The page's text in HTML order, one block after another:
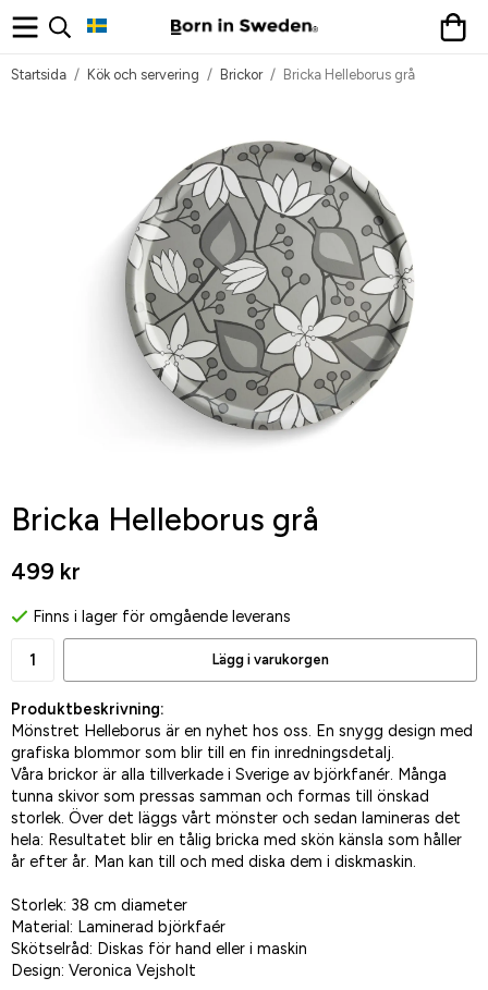
Startsida / Kök och servering / Brickor / Bricka Helleborus grå
Bricka Helleborus grå
499 kr
Finns i lager för omgående leverans
Lägg i varukorgen
Produktbeskrivning:
Mönstret Helleborus är en nyhet hos oss. En snygg design med
grafiska blommor som blir till en fin inredningsdetalj.
Våra brickor är alla tillverkade i Sverige av björkfanér. Många
tunna skivor som pressas samman och formas till önskad
storlek. Över det läggs vårt mönster och sedan lamineras det
hela: Resultatet blir en tålig bricka med skön känsla som håller
år efter år. Man kan till och med diska dem i diskmaskin.
Storlek: 38 cm diameter
Material: Laminerad björkfaér
Skötselråd: Diskas för hand eller i maskin
Design: Veronica Vejsholt